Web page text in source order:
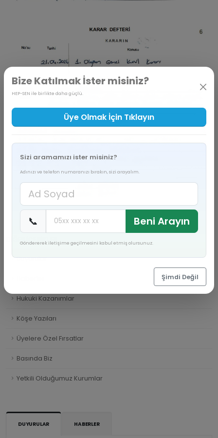
DİĞER İÇERİKLER
Duyurular
Hukuki Kazanımlar
Köşe Yazıları
Üyelere Özel Fırsatlar
Basında Biz
Yetkili Olduğumuz Kurumlar
DUYURULAR HABERLER
Bize Katılmak İster misiniz?
HEP-SEN ile birlikte daha güçlü.
Üye Olmak İçin Tıklayın
Sizi aramamızı ister misiniz?
Adınızı ve telefon numaranızı bırakın, sizi arayalım.
📞 Beni Arayın
Göndererek iletişime geçilmesini kabul etmiş olursunuz.
Şimdi Değil